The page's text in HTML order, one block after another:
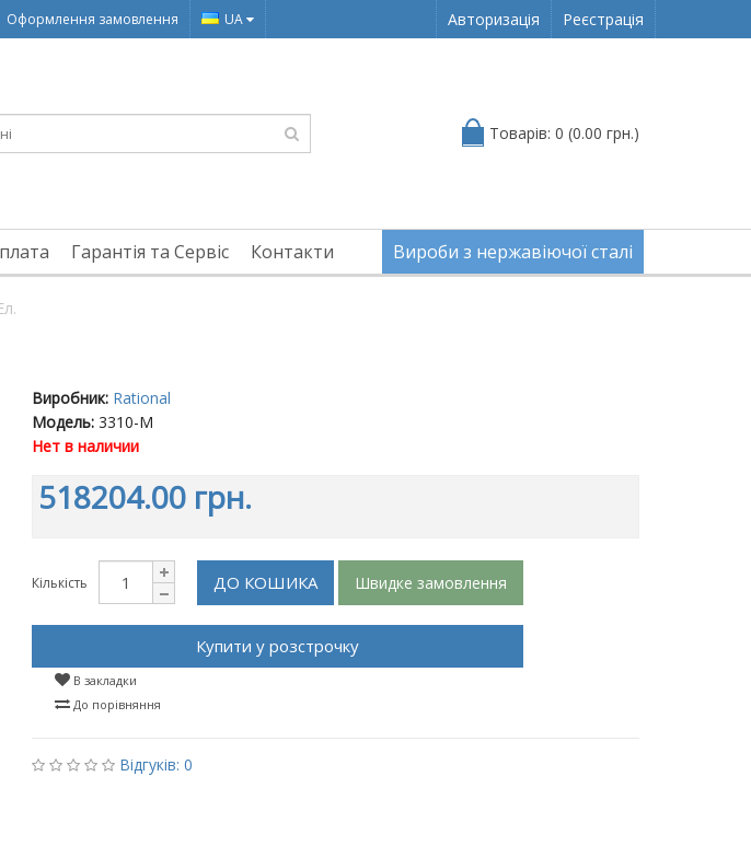
Оформлення замовлення UA Авторизація Реєстрація
Товарів: 0 (0.00 грн.)
Гарантія та Сервіс Контакти Вироби з нержавіючої сталі
Виробник: Rational
Модель: 3310-M
Нет в наличии
518204.00 грн.
Кількість ДО КОШИКА Швидке замовлення
Купити у розстрочку
В закладки
До порівняння
Відгуків: 0